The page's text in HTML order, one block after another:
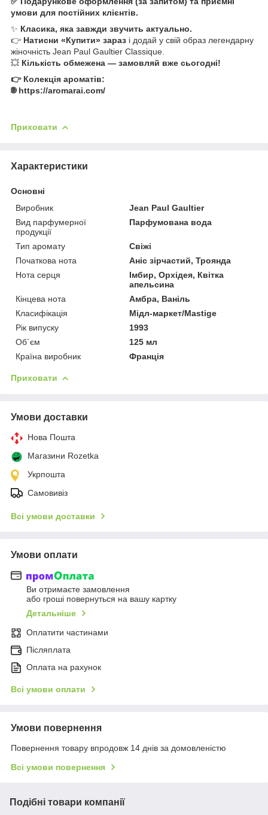
умови для постійних клієнтів.
✨ Класика, яка завжди звучить актуально.
👉 Натисни «Купити» зараз і додай у свій образ легендарну
жіночність Jean Paul Gaultier Classique.
💥 Кількість обмежена — замовляй вже сьогодні!
👉 Колекція ароматів:
🌐 https://aromarai.com/
Приховати
Характеристики
Основні
Виробник
Jean Paul Gaultier
Вид парфумерної
продукції
Парфумована вода
Тип аромату
Свіжі
Початкова нота
Аніс зірчастий, Троянда
Нота серця
Імбир, Орхідея, Квітка
апельсина
Кінцева нота
Амбра, Ваніль
Класифікація
Мідл-маркет/Mastige
Рік випуску
1993
Об`єм
125 мл
Країна виробник
Франція
Приховати
Умови доставки
Нова Пошта
Магазини Rozetka
Укрпошта
Самовивіз
Всі умови доставки
Умови оплати
Ви отримаєте замовлення
або гроші повернуться на вашу картку
Детальніше
Оплатити частинами
Післяплата
Оплата на рахунок
Всі умови оплати
Умови повернення
Повернення товару впродовж 14 днів за домовленістю
Всі умови повернення
Подібні товари компанії